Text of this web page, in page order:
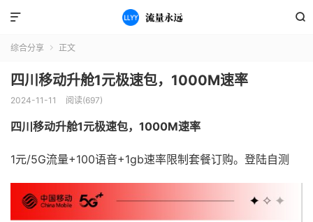


综合分享  正文
四川移动升舱1元极速包，1000M速率
2024-11-11 阅读(697)
四川移动升舱1元极速包，1000M速率
1元/5G流量+100语音+1gb速率限制套餐订购。登陆自测